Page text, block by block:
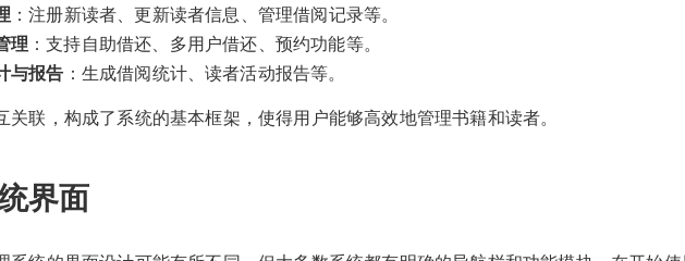
：注册新读者、更新读者信息、管理借阅记录等。
理 ：支持自助借还、多用户借还、预约功能等。
与报告 ：生成借阅统计、读者活动报告等。
关联，构成了系统的基本框架，使得用户能够高效地管理书籍和读者。
界面